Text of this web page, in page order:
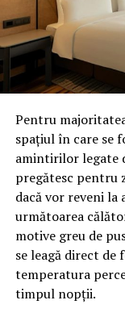
Pentru
spațiul în care se
amintirilor legate
pregătesc pentru
dacă vor reveni la
următoarea
motive greu de
se leagă direct
temperatura
timpul nopții.